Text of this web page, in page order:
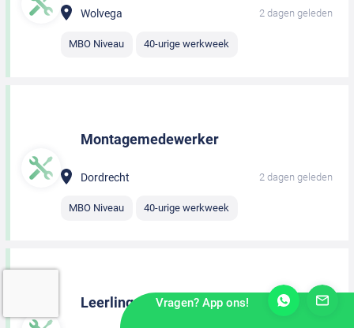
Wolvega 2 dagen geleden
MBO Niveau 40-urige werkweek
Montagemedewerker
Dordrecht 2 dagen geleden
MBO Niveau 40-urige werkweek
Leerling monteurVragen? App ons!